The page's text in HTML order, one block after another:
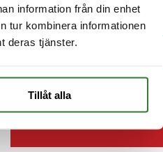
information från din enhet
tur kombinera informationen
deras tjänster.
Tillåt alla